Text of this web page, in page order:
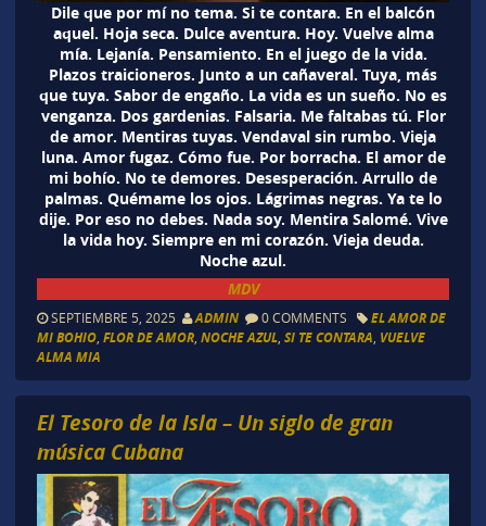
Dile que por mí no tema. Si te contara. En el balcón
aquel. Hoja seca. Dulce aventura. Hoy. Vuelve alma
mía. Lejanía. Pensamiento. En el juego de la vida.
Plazos traicioneros. Junto a un cañaveral. Tuya, más
que tuya. Sabor de engaño. La vida es un sueño. No es
venganza. Dos gardenias. Falsaria. Me faltabas tú. Flor
de amor. Mentiras tuyas. Vendaval sin rumbo. Vieja
luna. Amor fugaz. Cómo fue. Por borracha. El amor de
mi bohío. No te demores. Desesperación. Arrullo de
palmas. Quémame los ojos. Lágrimas negras. Ya te lo
dije. Por eso no debes. Nada soy. Mentira Salomé. Vive
la vida hoy. Siempre en mi corazón. Vieja deuda.
Noche azul.
MDV
SEPTIEMBRE 5, 2025 ADMIN 0 COMMENTS
EL AMOR DE
MI BOHIO, FLOR DE AMOR, NOCHE AZUL, SI TE CONTARA VUELVE
ALMA MIA
El Tesoro de la Isla – Un siglo de gran
música Cubana